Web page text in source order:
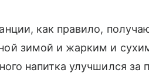
как правило,
зимой и жарким и
напитка улучшился за